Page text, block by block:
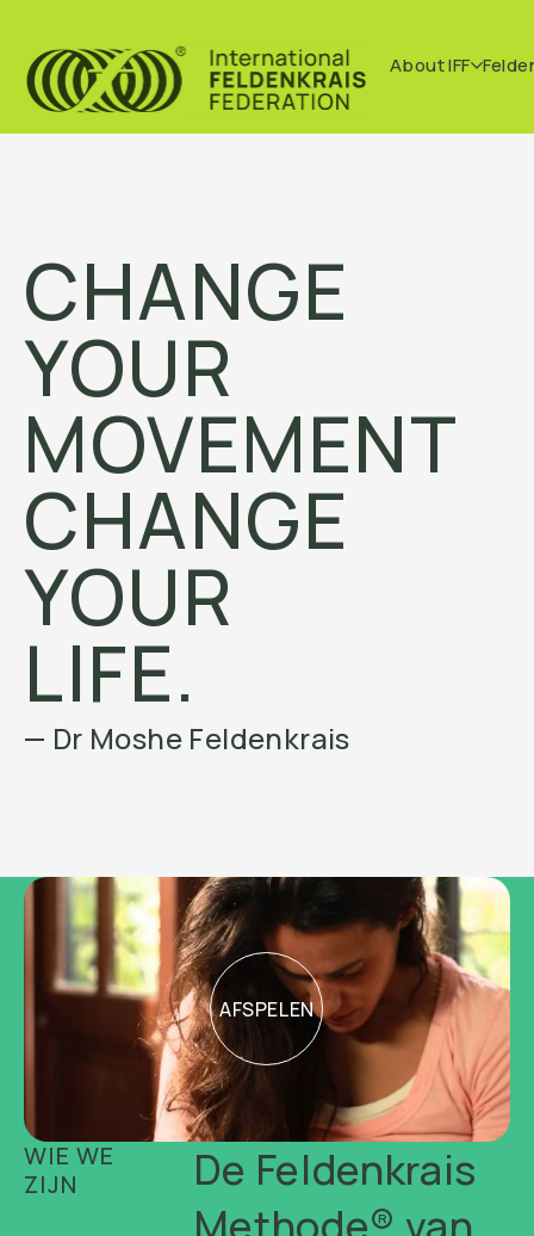
About IFF
CHANGE
YOUR
MOVEMENT
CHANGE
YOUR
LIFE.
— Dr Moshe Feldenkrais
AFSPELEN
WIE WE
ZIJN
De Feldenkrais
Methode® van